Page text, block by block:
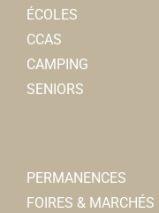
ÉCOLES
CCAS
CAMPING
SENIORS
PERMANENCES
FOIRES & MARCHÉS